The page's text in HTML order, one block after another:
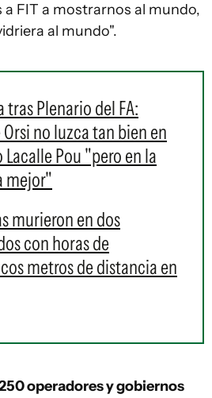
FIT a mostrarnos al mundo,
al mundo".
tras Plenario del FA:
no luzca tan bien en
Pou "pero en la
mejor"
murieron en dos
con horas de
metros de distancia en
operadores y gobiernos